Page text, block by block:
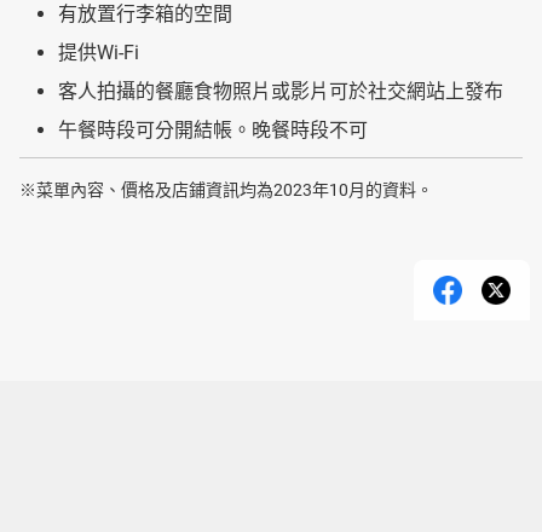
有放置行李箱的空間
提供Wi-Fi
客人拍攝的餐廳食物照片或影片可於社交網站上發布
午餐時段可分開結帳。晚餐時段不可
※菜單內容、價格及店鋪資訊均為2023年10月的資料。